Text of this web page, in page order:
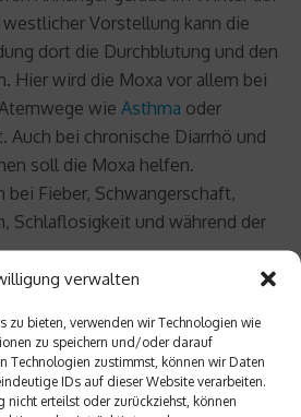
verwalten
zu bieten, verwenden wir Technologien wie
zu speichern und/oder darauf
Technologien zustimmst, können wir Daten
IDs auf dieser Website verarbeiten.
erteilst oder zurückziehst, können
westlicher Vorstellung kann die
dort die Durchblutung und den
Hier wird die Moxa vor allem bei
wie Asthma oder
Auch bei chronische Diarrhö und
soll die Moxa helfen.
Fieber, Schwangerschaft,
Schlaflosigkeit und während der
nicht bestätigt. Doch viele
die Beifuß-Behandlung. In
auf die präventive Wirkung.